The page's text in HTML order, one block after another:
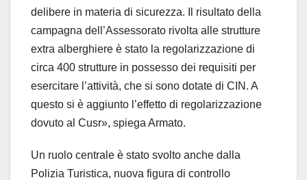
delibere in materia di sicurezza. Il risultato della
campagna dell’Assessorato rivolta alle strutture
extra alberghiere è stato la regolarizzazione di
circa 400 strutture in possesso dei requisiti per
esercitare l’attività, che si sono dotate di CIN. A
questo si è aggiunto l’effetto di regolarizzazione
dovuto al Cusr», spiega Armato.
Un ruolo centrale è stato svolto anche dalla
Polizia Turistica, nuova figura di controllo